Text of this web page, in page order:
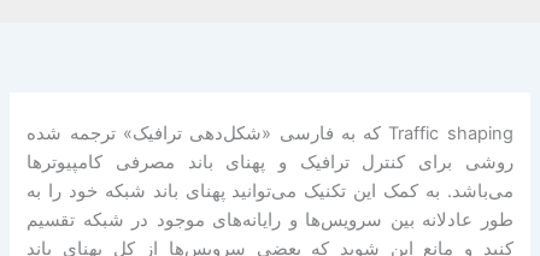
Traffic shaping که به فارسی «شکل‌دهی ترافیک» ترجمه شده
روشی برای کنترل ترافیک و پهنای باند مصرفی کامپیوترها
می‌باشد. به کمک این تکنیک می‌توانید پهنای باند شبکه خود را به
طور عادلانه بین سرویس‌ها و رایانه‌های موجود در شبکه تقسیم
کنید و مانع این شوید که بعضی سرویس‌ها از کل پهنای باند